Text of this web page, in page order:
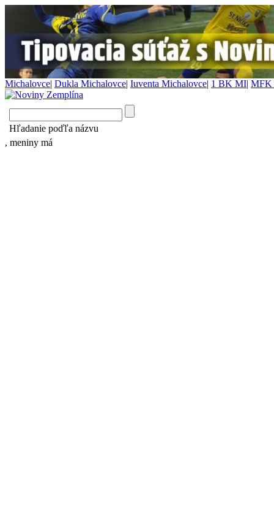
Michalovce| Dukla Michalovce| Iuventa Michalovce| 1 BK MI| MFK
Hľadanie poďľa názvu
, meniny má